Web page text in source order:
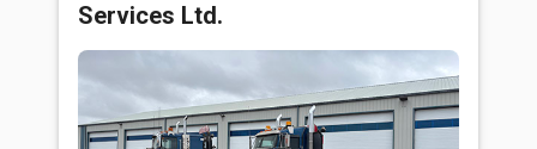
Services Ltd.